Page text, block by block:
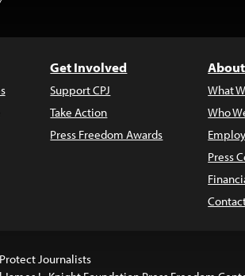
Get Involved
Support CPJ
Take Action
Press Freedom Awards
What
Who
Press
Journalists